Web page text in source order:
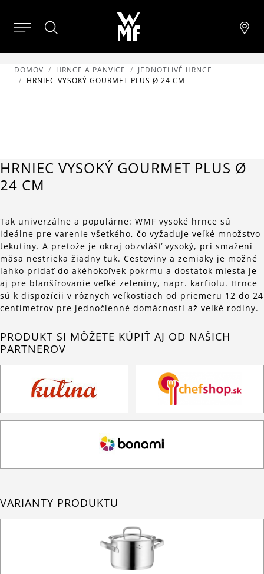
DOMOV HRNCE A PANVICE
JEDNOTLIVÉ HRNCE
HRNIEC VYSOKÝ GOURMET PLUS Ø 24 CM
HRNIEC VYSOKÝ GOURMET PLUS Ø
24 CM
Tak univerzálne a populárne: WMF vysoké hrnce sú
ideálne pre varenie všetkého, čo vyžaduje veľké množstvo
tekutiny. A pretože je okraj obzvlášť vysoký, pri smažení
mäsa nestrieka žiadny tuk. Cestoviny a zemiaky je možné
ľahko pridať do akéhokoľvek pokrmu a dostatok miesta je
aj pre blanšírovanie veľké zeleniny, napr. karfiolu. Hrnce
sú k dispozícii v rôznych veľkostiach od priemeru 12 do 24
centimetrov pre jednočlenné domácnosti až veľké rodiny.
PRODUKT SI MÔŽETE KÚPIŤ AJ OD NAŠICH
PARTNEROV
VARIANTY PRODUKTU